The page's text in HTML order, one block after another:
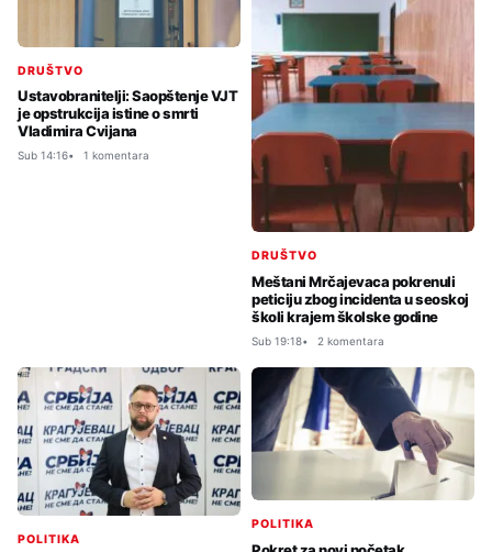
DRUŠTVO
Ustavobranitelji: Saopštenje VJT
je opstrukcija istine o smrti
Vladimira Cvijana
Sub 14:16 1 komentara
DRUŠTVO
Meštani Mrčajevaca pokrenuli
peticiju zbog incidenta u seoskoj
školi krajem školske godine
Sub 19:18 2 komentara
POLITIKA
POLITIKA